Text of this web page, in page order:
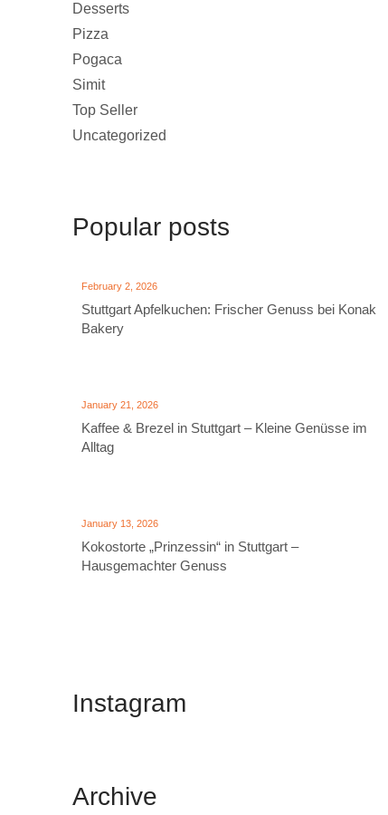
Desserts
Pizza
Pogaca
Simit
Top Seller
Uncategorized
Popular posts
February 2, 2026
Stuttgart Apfelkuchen: Frischer Genuss bei Konak
Bakery
January 21, 2026
Kaffee & Brezel in Stuttgart – Kleine Genüsse im
Alltag
January 13, 2026
Kokostorte „Prinzessin“ in Stuttgart –
Hausgemachter Genuss
Instagram
Archive